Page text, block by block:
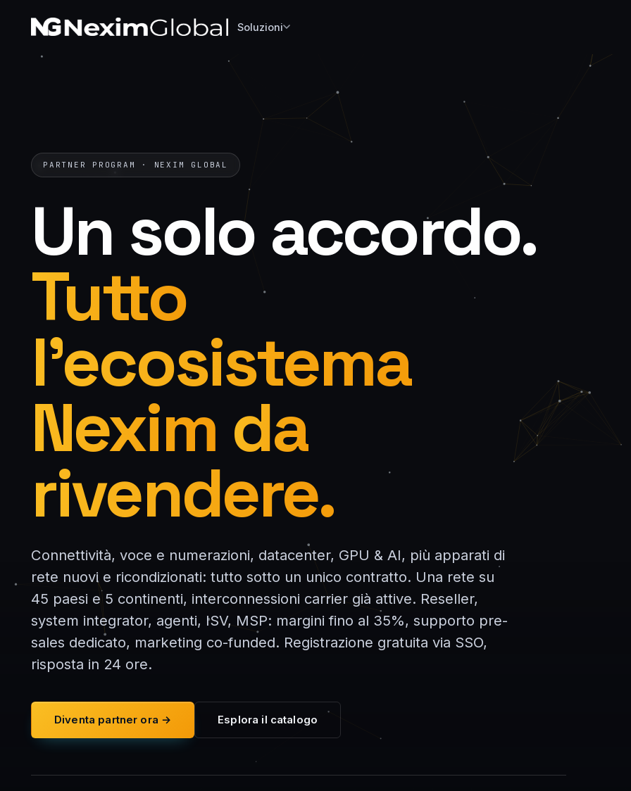
Soluzioni
PARTNER PROGRAM · NEXIM GLOBAL
Un solo accordo.
Tutto
l'ecosistema
Nexim da
rivendere.
Connettività, voce e numerazioni, datacenter, GPU & AI, più apparati di
rete nuovi e ricondizionati: tutto sotto un unico contratto. Una rete su
45 paesi e 5 continenti, interconnessioni carrier già attive. Reseller,
system integrator, agenti, ISV, MSP: margini fino al 35%, supporto pre-
sales dedicato, marketing co-funded. Registrazione gratuita via SSO,
risposta in 24 ore.
Diventa partner ora → Esplora il catalogo